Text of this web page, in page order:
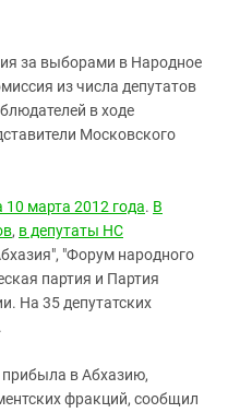
В ЧЕЧНЕ
АКТИВИСТОВ
И ПРОТЕСТЫ
за выборами в Народное
из числа депутатов
в ходе
Московского
10 марта 2012 года. В
, в депутаты НС
"Форум народного
партия и Партия
На 35 депутатских
.
в Абхазию,
фракций, сообщил